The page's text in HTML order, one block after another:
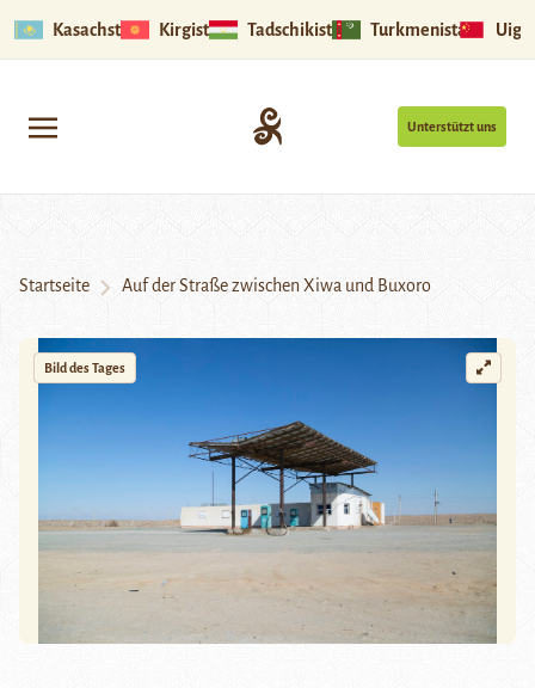
Kasachstan Kirgistan Tadschikistan Turkmenistan
Unterstützt uns
Startseite Auf der Straße zwischen Xiwa und Buxoro
Bild des Tages